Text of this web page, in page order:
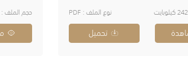
نوع الملف : PDF
تحميل
حجم الملف : 409.3 كيلوبايت